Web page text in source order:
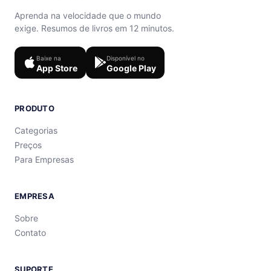
Aprenda na velocidade que o mundo
exige. Resumos de livros em 12 minutos.
Baixe na
App Store
Disponível no
Google Play
PRODUTO
Categorias
Preços
Para Empresas
EMPRESA
Sobre
Contato